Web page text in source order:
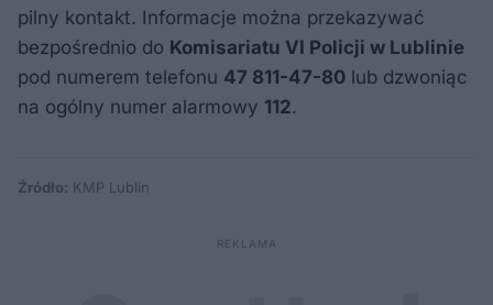
pilny kontakt. Informacje można przekazywać
bezpośrednio do Komisariatu VI Policji w Lublinie
pod numerem telefonu 47 811-47-80 lub dzwoniąc
na ogólny numer alarmowy 112.
Źródło: KMP Lublin